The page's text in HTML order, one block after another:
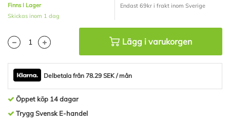
Finns I Lager
Skickas inom 1 dag
Endast 69kr i frakt inom Sverige
Lägg i varukorgen
Delbetala från 78.29 SEK / mån
Öppet köp 14 dagar
Trygg Svensk E-handel